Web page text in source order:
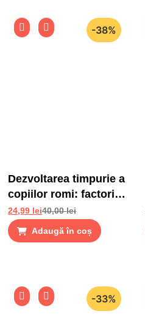
-38%
Dezvoltarea timpurie a
copiilor romi: factori
de risc si factori de
protectie
40,00lei
24,99 lei
Adaugă în coș
-33%